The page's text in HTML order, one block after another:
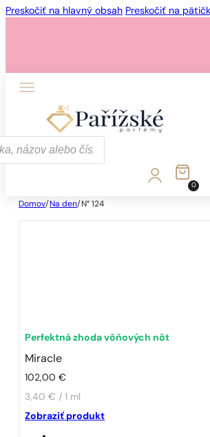
Preskočiť na hlavný obsah Preskočiť na
0
Domov/ Na den/ N° 124
Perfektná zhoda vôňových nôt
Miracle
102,00€
3,40 € / 1 ml
Zobraziť produkt